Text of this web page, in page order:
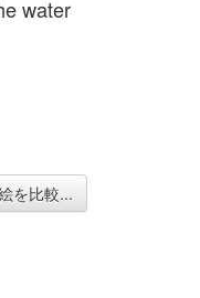
water
を比較...